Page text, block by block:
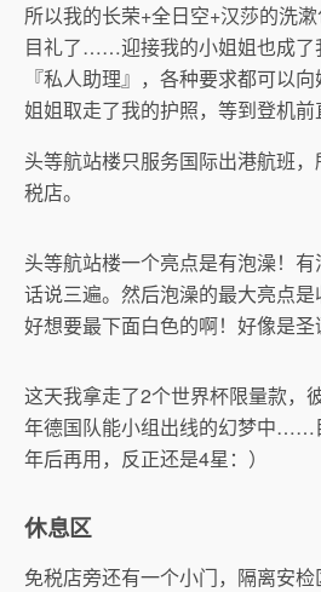
所以我的长荣+全日空+汉莎的洗
目礼了……迎接我的小姐姐也成了
『私人助理』，各种要求都可以
姐姐取走了我的护照，等到登机前
头等航站楼只服务国际出港航班
税店。
头等航站楼一个亮点是有泡澡！
话说三遍。然后泡澡的最大亮点是
好想要最下面白色的啊！好像是圣
这天我拿走了2个世界杯限量款，
年德国队能小组出线的幻梦中……
年后再用，反正还是4星：）
休息区
免税店旁还有一个小门，隔离安